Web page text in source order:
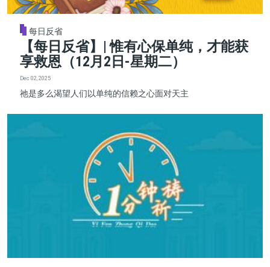
每日反省
【每日反省】| 惟有心保单纯，才能获
享救恩（12月2日-星期二）
Dec 02, 2025
祂是多么渴望人们以单纯的信赖之心面对天主